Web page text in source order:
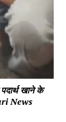
खाने के
News